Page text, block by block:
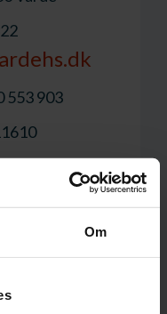
Om
553 903
skolen